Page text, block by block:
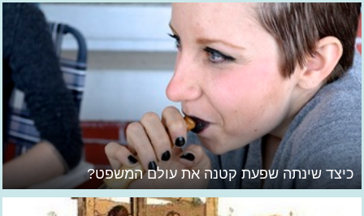
כיצד שינתה שפעת קטנה את עולם המשפט?